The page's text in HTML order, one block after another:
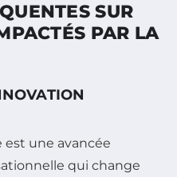
SUR
PAR LA
une avancée
qui change